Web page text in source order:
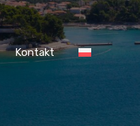
Kontakt
Kontakt